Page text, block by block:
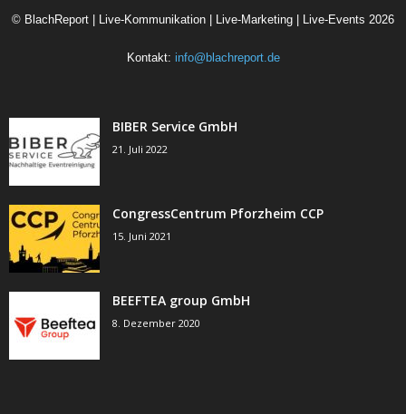
© BlachReport | Live-Kommunikation | Live-Marketing | Live-Events 2026
Kontakt: info@blachreport.de
BIBER Service GmbH
21. Juli 2022
CongressCentrum Pforzheim CCP
15. Juni 2021
BEEFTEA group GmbH
8. Dezember 2020